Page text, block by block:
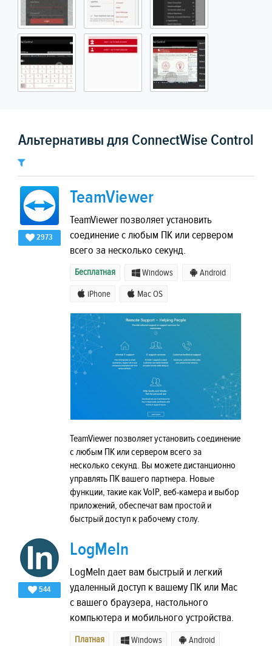
Альтернативы для ConnectWise Control
2973
TeamViewer
TeamViewer позволяет установить
соединение с любым ПК или сервером
всего за несколько секунд.
Бесплатная Windows Android
iPhone Mac OS
TeamViewer позволяет установить соединение
с любым ПК или сервером всего за
несколько секунд. Вы можете дистанционно
управлять ПК вашего партнера. Новые
функции, такие как VoIP, веб-камера и выбор
приложений, обеспечат вам простой и
быстрый доступ к рабочему столу.
544
LogMeIn
LogMeIn дает вам быстрый и легкий
удаленный доступ к вашему ПК или Mac
с вашего браузера, настольного
компьютера и мобильного устройства.
Платная Windows Android